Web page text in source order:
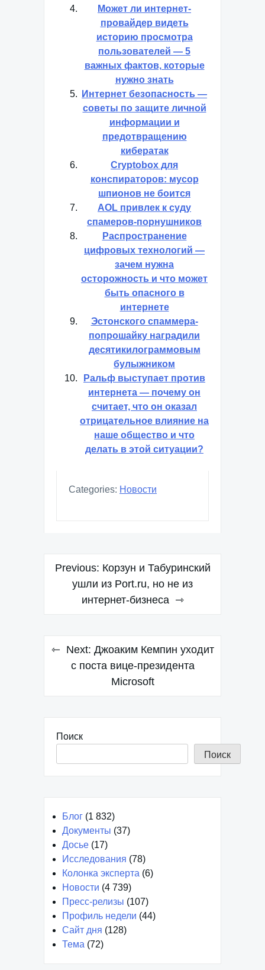
Может ли интернет-
провайдер видеть
историю просмотра
пользователей — 5
важных фактов, которые
нужно знать
Интернет безопасность —
советы по защите личной
информации и
предотвращению
кибератак
Cryptobox для
конспираторов: мусор
шпионов не боится
AOL привлек к суду
спамеров-порнушников
Распространение
цифровых технологий —
зачем нужна
осторожность и что может
быть опасного в
интернете
Эстонского спаммера-
попрошайку наградили
десятикилограммовым
булыжником
Ральф выступает против
интернета — почему он
считает, что он оказал
отрицательное влияние на
наше общество и что
делать в этой ситуации?
Categories: Новости
Навигация
записям
Previous: Корзун и Табуринский
ушли из Port.ru, но не из
интернет-бизнеса
Next: Джоаким Кемпин уходит
с поста вице-президента
Microsoft
Поиск
Поиск
Блог (1 832)
Документы (37)
Досье (17)
Исследования (78)
Колонка эксперта (6)
Новости (4 739)
Пресс-релизы (107)
Профиль недели (44)
Сайт дня (128)
Тема (72)